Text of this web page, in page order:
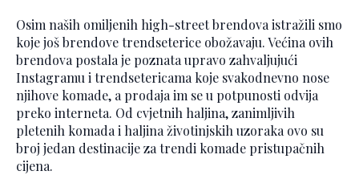
Osim naših omiljenih high-street brendova istražili smo
koje još brendove trendseterice obožavaju. Većina ovih
brendova postala je poznata upravo zahvaljujući
Instagramu i trendsetericama koje svakodnevno nose
njihove komade, a prodaja im se u potpunosti odvija
preko interneta. Od cvjetnih haljina, zanimljivih
pletenih komada i haljina životinjskih uzoraka ovo su
broj jedan destinacije za trendi komade pristupačnih
cijena.